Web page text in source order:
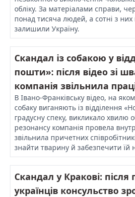
обліку. За матеріалами справи,
понад тисяча людей, а сотні з них
залишили Україну.
Скандал із собакою у
пошти»: після відео зі
компанія звільнила
В Івано-Франківську відео, на
собаку виганяють із відділення
градусну спеку, викликало хвилю
резонансу компанія провела
звільнила причетних
знайти тварину й забезпечити їй
Скандал у Кракові:
українців консульство